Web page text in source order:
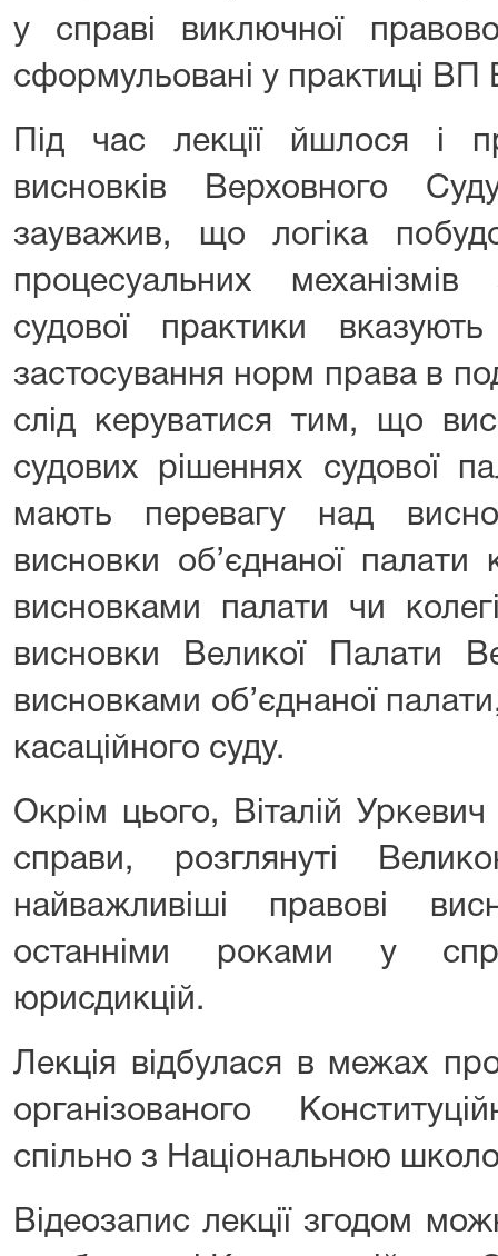
у справі виключної
сформульовані у практиці ВП
Під час лекції йшлося і
висновків Верховного
зауважив, що логіка
процесуальних механізмів
судової практики
застосування норм права в
слід керуватися тим, що
судових рішеннях судової
мають перевагу над
висновки об’єднаної палати
висновками палати чи
висновки Великої Палати
висновками об’єднаної
касаційного суду.
Окрім цього, Віталій Уркевич
справи, розглянуті
найважливіші правові
останніми роками у
юрисдикцій.
Лекція відбулася в межах
організованого
спільно з Національною
Відеозапис лекції згодом